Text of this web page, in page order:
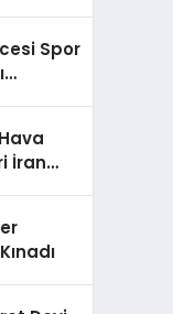
Spor
İran